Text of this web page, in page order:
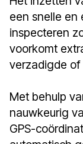
een snelle en
inspecteren
voorkomt
verzadigde
Met behulp
nauwkeurig
GPS-